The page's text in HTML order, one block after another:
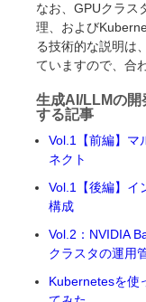
なお、GPUクラス
理、および
る技術的な説明は
ていますので、合
生成AI/LLMの開
する記事
Vol.1【前編】マ
ネクト
Vol.1【後編】イ
構成
Vol.2：NVIDIA
クラスタの運用
Kubernetesを使